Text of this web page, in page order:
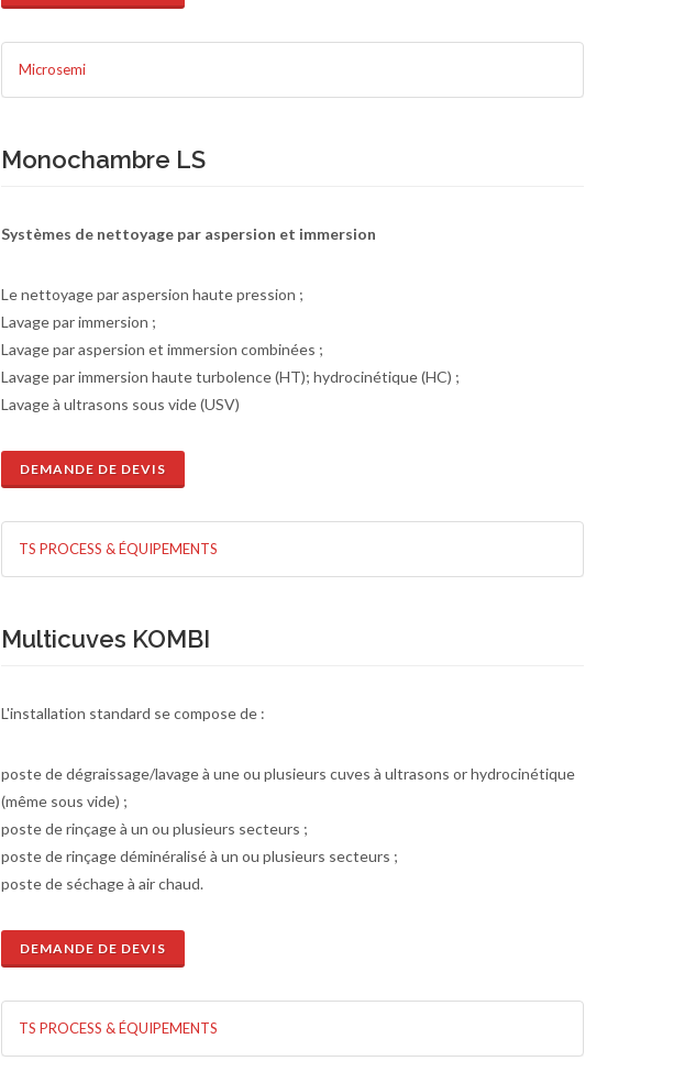
Microsemi
Monochambre LS
Systèmes de nettoyage par aspersion et immersion
Le nettoyage par aspersion haute pression ;
Lavage par immersion ;
Lavage par aspersion et immersion combinées ;
Lavage par immersion haute turbolence (HT); hydrocinétique (HC) ;
Lavage à ultrasons sous vide (USV)
DEMANDE DE DEVIS
TS PROCESS & ÉQUIPEMENTS
Multicuves KOMBI
L'installation standard se compose de :
poste de dégraissage/lavage à une ou plusieurs cuves à ultrasons or hydrocinétique
(même sous vide) ;
poste de rinçage à un ou plusieurs secteurs ;
poste de rinçage déminéralisé à un ou plusieurs secteurs ;
poste de séchage à air chaud.
DEMANDE DE DEVIS
TS PROCESS & ÉQUIPEMENTS